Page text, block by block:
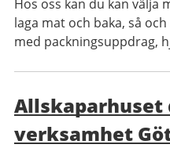
Hos oss kan du kan välja
laga mat och baka, så
med packningsuppdrag,
Allskaparhuset
verksamhet